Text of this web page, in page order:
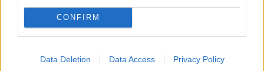
CONFIRM
Data Deletion Data Access Privacy Policy